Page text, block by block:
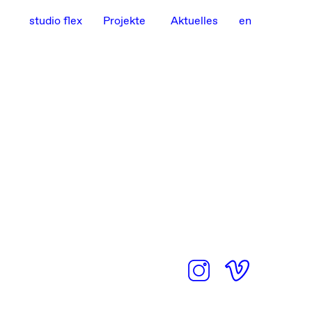
studio flex Projekte Aktuelles en